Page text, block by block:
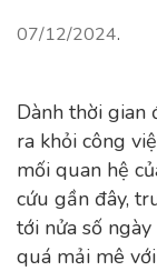
07/12/2024.
Dành thời gian
ra khỏi công
mối quan hệ
cứu gần đây,
tới nửa số
quá mải mê